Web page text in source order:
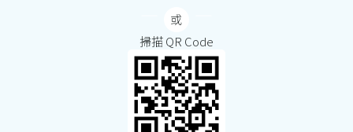
掃描 QR Code